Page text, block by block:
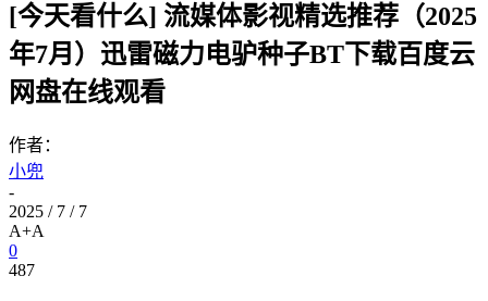
[今天看什么] 流媒体影视精选推荐（2025
年7月）迅雷磁力电驴种子BT下载百度云
网盘在线观看
作者：
小兜
-
2025 / 7 / 7
A+A
0
487